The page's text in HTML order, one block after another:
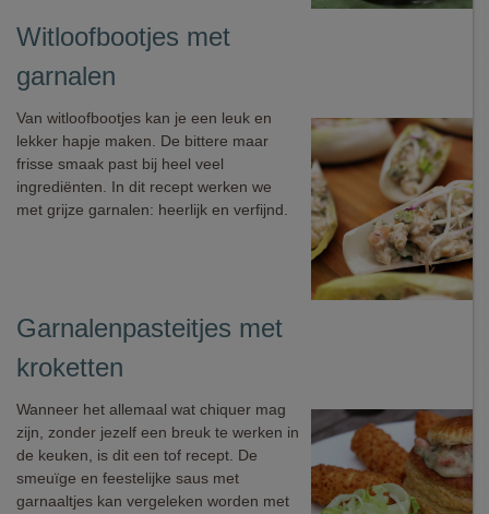
Witloofbootjes met
garnalen
Van witloofbootjes kan je een leuk en
lekker hapje maken. De bittere maar
frisse smaak past bij heel veel
ingrediënten. In dit recept werken we
met grijze garnalen: heerlijk en verfijnd.
Garnalenpasteitjes met
kroketten
Wanneer het allemaal wat chiquer mag
zijn, zonder jezelf een breuk te werken in
de keuken, is dit een tof recept. De
smeuïge en feestelijke saus met
garnaaltjes kan vergeleken worden met